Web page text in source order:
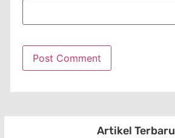
Artikel Terbaru